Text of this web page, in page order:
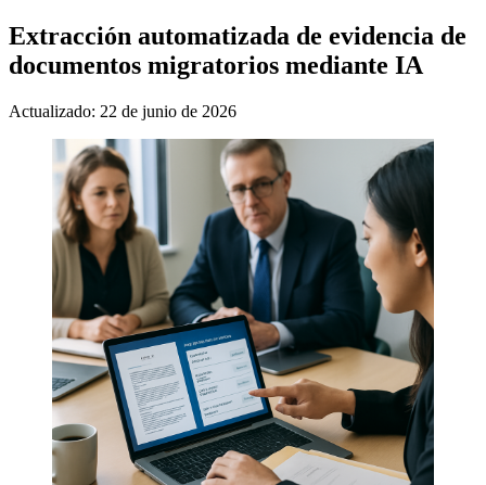
Extracción automatizada de evidencia de
documentos migratorios mediante IA
Actualizado: 22 de junio de 2026